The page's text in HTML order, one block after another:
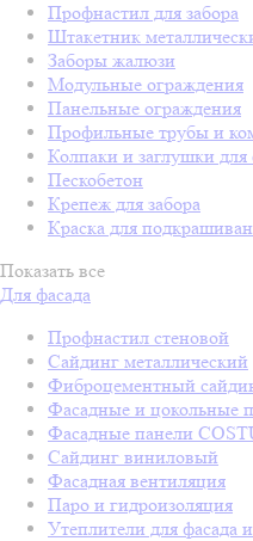
Профнастил для забора
Штакетник
Заборы жалюзи
Модульные ограждения
Панельные ограждения
Профильные трубы и
Колпаки и заглушки для
Пескобетон
Крепеж для забора
Краска для
Показать все
Для фасада
Профнастил стеновой
Сайдинг металлический
Фиброцементный
Фасадные и цокольные
Фасадные панели
Сайдинг виниловый
Фасадная вентиляция
Паро и гидроизоляция
Утеплители для фасада